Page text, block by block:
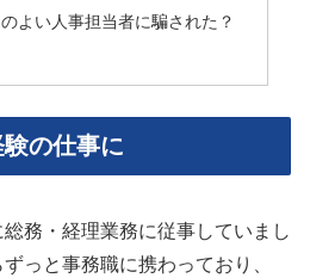
よい人事担当者に騙された？
の仕事に
務・経理業務に従事していまし
っと事務職に携わっており、